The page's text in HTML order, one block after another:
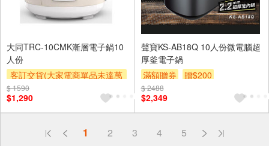
大同TRC-10CMK漸層電子鍋10
人份
客訂交貨(大家電商單品未達萬
元需加收$300-500,部分安裝跨
區費另計,實際收費以專人聯絡
報價為主)
$ 1590
$1,290
聲寶KS-AB18Q 10人份微電腦超
厚釜電子鍋
滿額贈券
贈$200
$ 2488
$2,349
1 2 3 4 5
偏遠地區配送